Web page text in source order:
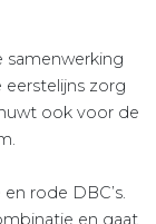
samenwerking
eerstelijns zorg
ook voor de
rode DBC’s.
en gaat